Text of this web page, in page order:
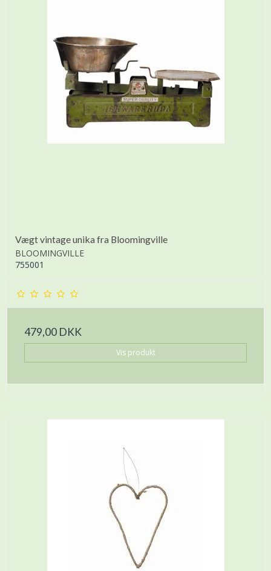
Vægt vintage unika fra Bloomingville
BLOOMINGVILLE
755001
479,00 DKK
Vis produkt